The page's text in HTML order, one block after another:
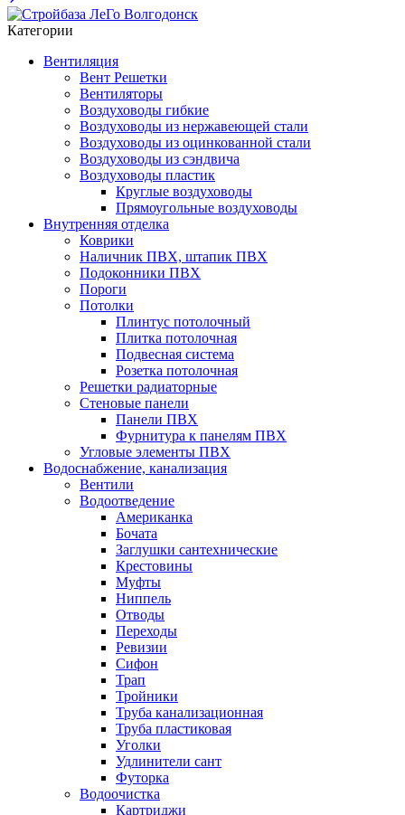
Категории
Вентиляция
Вент Решетки
Вентиляторы
Воздуховоды гибкие
Воздуховоды из нержавеющей стали
Воздуховоды из оцинкованной стали
Воздуховоды из сэндвича
Воздуховоды пластик
Круглые воздуховоды
Прямоугольные воздуховоды
Внутренняя отделка
Коврики
Наличник ПВХ, штапик ПВХ
Подоконники ПВХ
Пороги
Потолки
Плинтус потолочный
Плитка потолочная
Подвесная система
Розетка потолочная
Решетки радиаторные
Стеновые панели
Панели ПВХ
Фурнитура к панелям ПВХ
Угловые элементы ПВХ
Водоснабжение, канализация
Вентили
Водоотведение
Американка
Бочата
Заглушки сантехнические
Крестовины
Муфты
Ниппель
Отводы
Переходы
Ревизии
Сифон
Трап
Тройники
Труба канализационная
Труба пластиковая
Уголки
Удлинители сант
Футорка
Водоочистка
Картриджи